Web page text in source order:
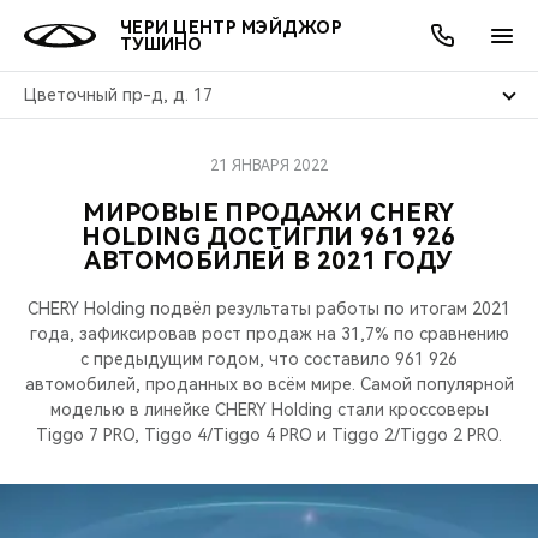
ЧЕРИ ЦЕНТР МЭЙДЖОР
ТУШИНО
Цветочный пр-д, д. 17
МОДЕЛИ
ВСЕ МОДЕЛИ
КРОССОВЕРЫ
СЕДАНЫ
ПОКУПАТЕЛЯМ
ВЫБОР И ПОКУПКА
ВЛАДЕЛЬЦАМ
ПОДДЕРЖКА
CHERY CONNECT
МИР CHERY
АКСЕССУАРЫ
CHERY В СОЦСЕТЯХ
ЛЮДИ CHERY
АКЦИИ
ВЫГОДЫ И АКЦИИ
ОНЛАЙН СЕРВИСЫ
ВЫБОР И ПОКУПКА
О КОМПАНИИ
МИРОВЫЕ ПРОДАЖИ CHERY
HOLDING ДОСТИГЛИ 961 926
АВТОМОБИЛЕЙ В 2021 ГОДУ
21 ЯНВАРЯ 2022
CHERY Holding подвёл результаты работы по итогам 2021
года, зафиксировав рост продаж на 31,7% по сравнению
с предыдущим годом, что составило 961 926
автомобилей, проданных во всём мире. Самой популярной
моделью в линейке CHERY Holding стали кроссоверы
Tiggo 7 PRO, Tiggo 4/Tiggo 4 PRO и Tiggo 2/Tiggo 2 PRO.